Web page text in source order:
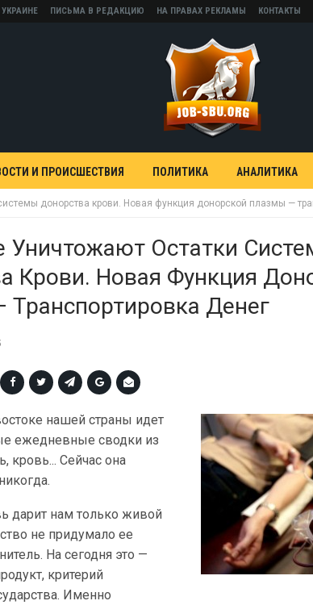
ПИСЬМА В РЕДАКЦИЮ НА ПРАВАХ РЕКЛАМЫ КОНТАКТЫ
И ПРОИСШЕСТВИЯ ПОЛИТИКА АНАЛИТИКА
донорства крови. Новая функция донорской плазмы —
Уничтожают Остатки
Крови. Новая Функция
Денег
нашей страны идет
ежедневные сводки из
кровь... Сейчас она
дарит нам только живой
не придумало ее
На сегодня это —
критерий
Именно